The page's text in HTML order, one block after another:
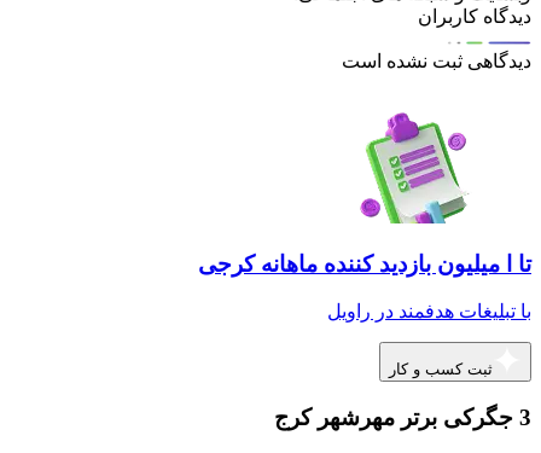
دیدگاه کاربران
دیدگاهی ثبت نشده است
تا ا میلیون بازدید کننده ماهانه کرجی
با تبلیغات هدفمند در راویل
ثبت کسب و کار
3 جگرکی برتر مهرشهر کرج